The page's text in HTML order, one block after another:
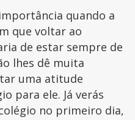
quando a
que voltar ao
de estar sempre de
lhes dê muita
uma atitude
para ele. Já verás
no primeiro dia,